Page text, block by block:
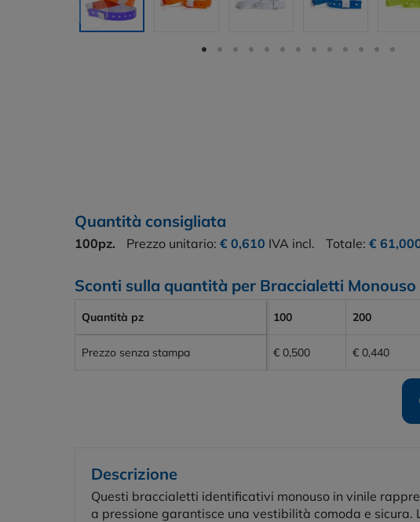
Quantità consigliata
100pz. Prezzo unitario: € 0,610 IVA incl. Totale: €
Sconti sulla quantità per Braccialetti Monouso
Quantità pz 100 200
Prezzo senza stampa € 0,500 € 0,440
Descrizione
Questi braccialetti identificativi monouso in vinile
a pressione garantisce una vestibilità comoda e